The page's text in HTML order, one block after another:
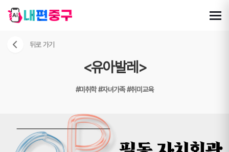
뒤로 가기
<유아발레>
#미취학#자녀가족#취미교육